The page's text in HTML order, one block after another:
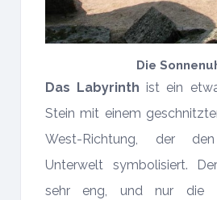
Die
Das Labyrinth ist ein
Stein mit einem
West-Richtung, der
Unterwelt symbolisiert.
sehr eng, und nur die